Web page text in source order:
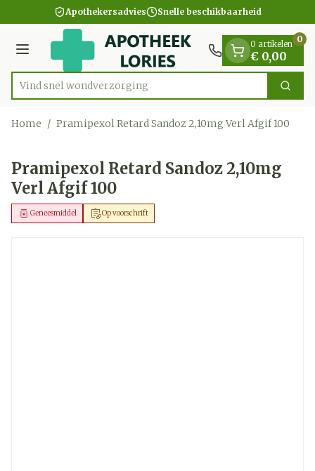
Ga naar de inhoudApothekersadvies Snelle beschikbaarheid
Menu
Product, merk, categorie...
Vind snel wondv Zoek
0 artikelen
€ 0,00
0
Home / Pramipexol Retard Sandoz 2,10mg Verl Afgif 100
Pramipexol Retard Sandoz 2,10mg
Verl Afgif 100
Op voorschrift
Geneesmiddel